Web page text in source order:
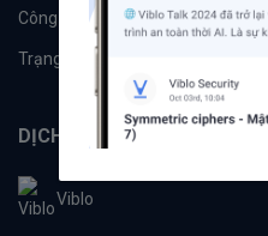
Công cụ
Trạng thái hệ thống
DỊCH VỤ
Viblo